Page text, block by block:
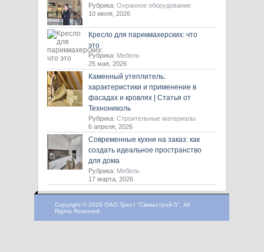
Рубрика: Охранное оборудование
10 июля, 2026
Кресло для парикмахерских: что
это
Рубрика: Мебель
25 мая, 2026
Каменный утеплитель:
характеристики и применение в
фасадах и кровлях | Статья от
Технониколь
Рубрика: Строительные материалы
6 апреля, 2026
Современные кухни на заказ: как
создать идеальное пространство
для дома
Рубрика: Мебель
17 марта, 2026
Copyright © 2026 ОАО Трест "Связьстрой-5", All
Rights Reserved.